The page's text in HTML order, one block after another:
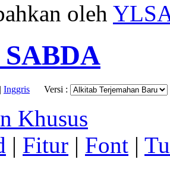
oleh
| Inggris Versi :
Khusus
| Fitur | Font |